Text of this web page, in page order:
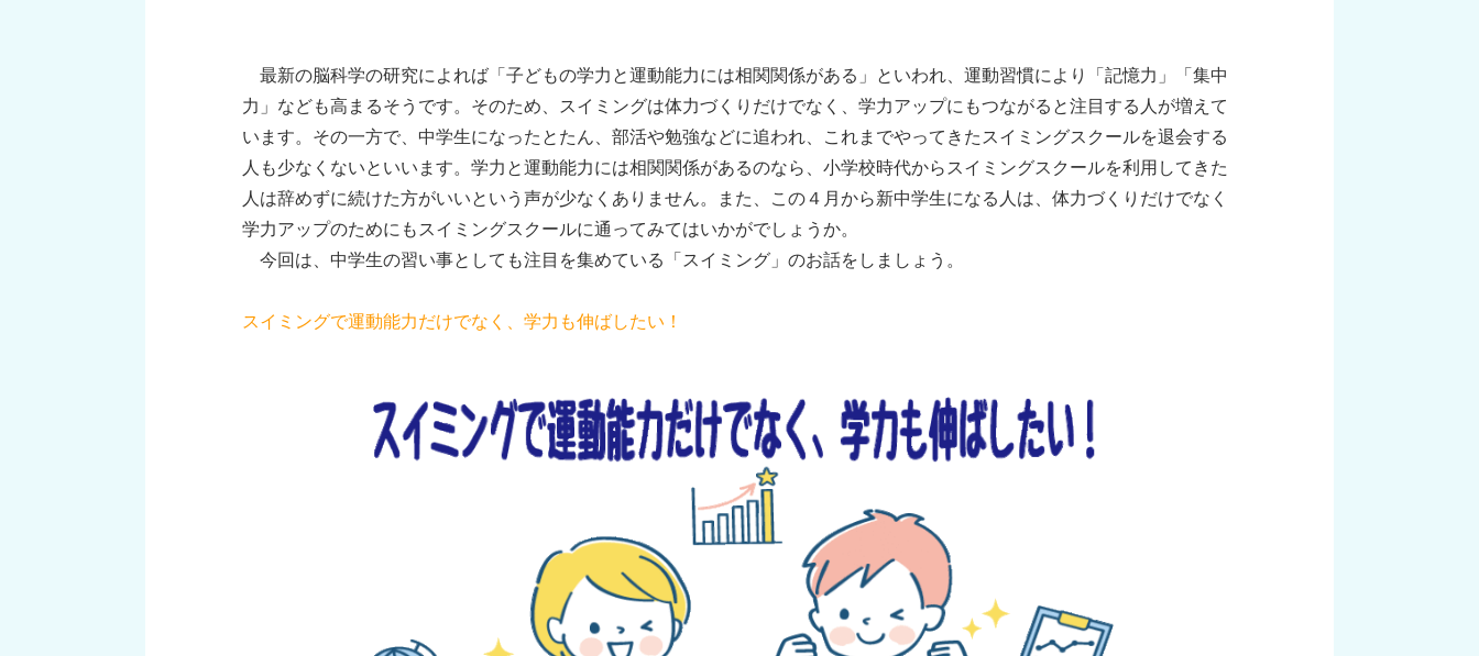
最新の脳科学の研究によれば「子どもの学力と運動能力には相関関係がある」といわれ、運動習慣により「記憶力」「集中
力」なども高まるそうです。そのため、スイミングは体力づくりだけでなく、学力アップにもつながると注目する人が増えて
います。その一方で、中学生になったとたん、部活や勉強などに追われ、これまでやってきたスイミングスクールを退会する
人も少なくないといいます。学力と運動能力には相関関係があるのなら、小学校時代からスイミングスクールを利用してきた
人は辞めずに続けた方がいいという声が少なくありません。また、この４月から新中学生になる人は、体力づくりだけでなく
学力アップのためにもスイミングスクールに通ってみてはいかがでしょうか。
今回は、中学生の習い事としても注目を集めている「スイミング」のお話をしましょう。
スイミングで運動能力だけでなく、学力も伸ばしたい！